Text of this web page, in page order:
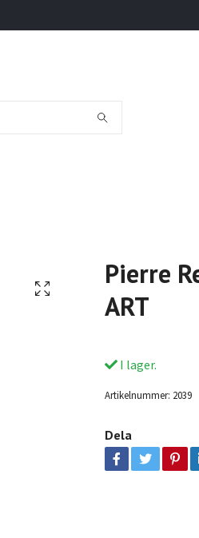
Pierre
ART
I lager.
Artikelnummer: 2039
Dela